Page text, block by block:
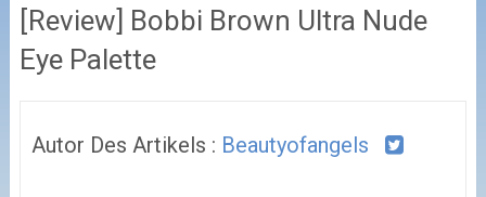
[Review] Bobbi Brown Ultra Nude
Eye Palette
Autor Des Artikels : Beautyofangels